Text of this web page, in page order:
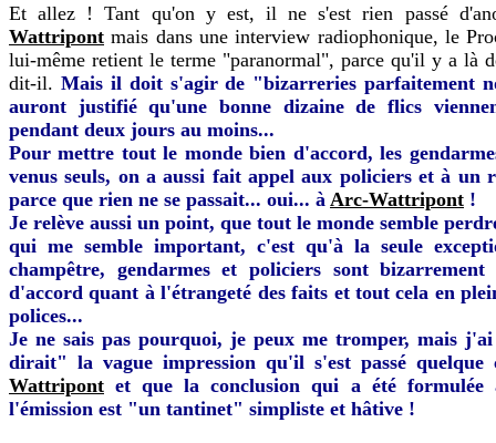
Et allez ! Tant qu'on y est, il ne s'est rien passé
Wattripont mais dans une interview radiophonique, le
lui-même retient le terme "paranormal", parce qu'il y a là
dit-il. Mais il doit s'agir de "bizarreries parfaitement
auront justifié qu'une bonne dizaine de flics
pendant deux jours au moins...
Pour mettre tout le monde bien d'accord, les
venus seuls, on a aussi fait appel aux policiers et à un
parce que rien ne se passait... oui... à Arc-Wattripont !
Je relève aussi un point, que tout le monde semble
qui me semble important, c'est qu'à la seule
champêtre, gendarmes et policiers sont bizarrement
d'accord quant à l'étrangeté des faits et tout cela en
polices...
Je ne sais pas pourquoi, je peux me tromper, mais
dirait" la vague impression qu'il s'est passé quelque
Wattripont et que la conclusion qui a été formulée
l'émission est "un tantinet" simpliste et hâtive !